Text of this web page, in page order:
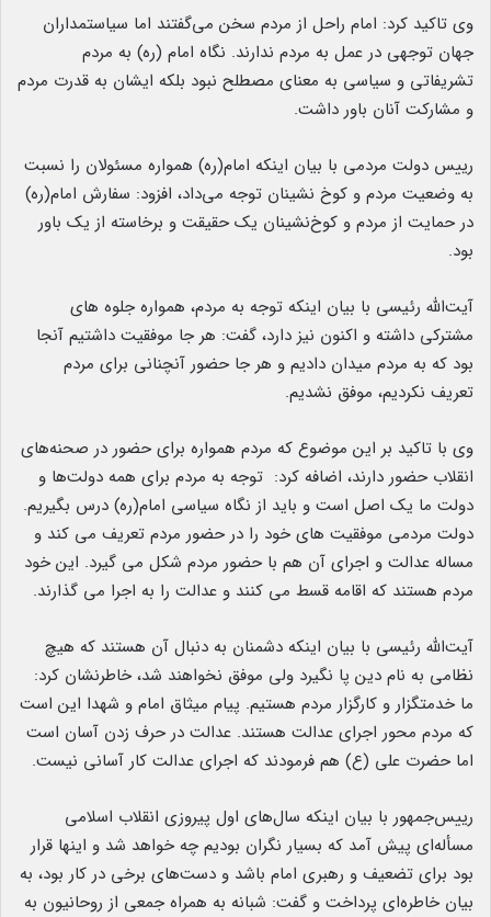
وی تاکید کرد: امام راحل از مردم سخن می‌گفتند اما سیاستمداران
جهان توجهی در عمل به مردم ندارند. نگاه امام (ره) به مردم
تشریفاتی و سیاسی به معنای مصطلح نبود بلکه ایشان به قدرت مردم
و مشارکت آنان باور داشت.
رییس دولت مردمی با بیان اینکه امام(ره) همواره مسئولان را نسبت
به وضعیت مردم و کوخ نشینان توجه می‌داد، افزود: سفارش امام(ره)
در حمایت از مردم و کوخ‌نشینان یک حقیقت و برخاسته از یک باور
بود.
آیت‌الله رئیسی با بیان اینکه توجه به مردم، همواره جلوه های
مشترکی داشته و اکنون نیز دارد، گفت: هر جا موفقیت داشتیم آنجا
بود که به مردم میدان دادیم و هر جا حضور آنچنانی برای مردم
تعریف نکردیم، موفق نشدیم.
وی با تاکید بر این موضوع که مردم همواره برای حضور در صحنه‌های
انقلاب حضور دارند، اضافه کرد: توجه به مردم برای همه دولت‌ها و
دولت ما یک اصل است و باید از نگاه سیاسی امام(ره) درس بگیریم.
دولت مردمی موفقیت های خود را در حضور مردم تعریف می کند و
مساله عدالت و اجرای آن هم با حضور مردم شکل می گیرد. این خود
مردم هستند که اقامه قسط می کنند و عدالت را به اجرا می گذارند.
آیت‌الله رئیسی با بیان اینکه دشمنان به دنبال آن هستند که هیچ
نظامی به نام دین پا نگیرد ولی موفق نخواهند شد، خاطرنشان کرد:
ما خدمتگزار و کارگزار مردم هستیم. پیام میثاق امام و شهدا این است
که مردم محور اجرای عدالت هستند. عدالت در حرف زدن آسان است
اما حضرت علی (ع) هم فرمودند که اجرای عدالت کار آسانی نیست.
رییس‌جمهور با بیان اینکه سال‌های اول پیروزی انقلاب اسلامی
مسأله‌ای پیش آمد که بسیار نگران بودیم چه خواهد شد و اینها قرار
بود برای تضعیف و رهبری امام باشد و دست‌های برخی در کار بود، به
بیان خاطره‌ای پرداخت و گفت: شبانه به همراه جمعی از روحانیون به